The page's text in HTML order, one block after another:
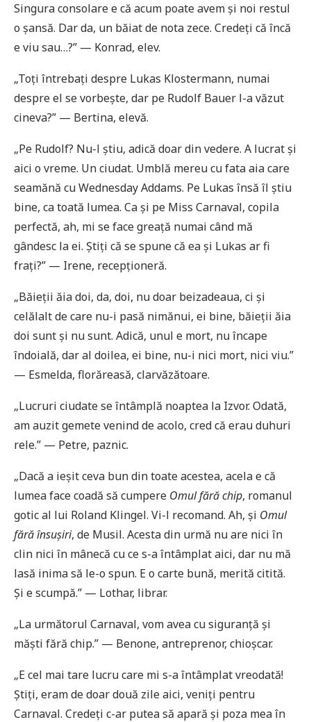
Singura consolare e că acum poate avem și noi restul
o șansă. Dar da, un băiat de nota zece. Credeți că încă
e viu sau…?” — Konrad, elev.
„Toți întrebați despre Lukas Klostermann, numai
despre el se vorbește, dar pe Rudolf Bauer l-a văzut
cineva?” — Bertina, elevă.
„Pe Rudolf? Nu-l știu, adică doar din vedere. A lucrat și
aici o vreme. Un ciudat. Umblă mereu cu fata aia care
seamănă cu Wednesday Addams. Pe Lukas însă îl știu
bine, ca toată lumea. Ca și pe Miss Carnaval, copila
perfectă, ah, mi se face greață numai când mă
gândesc la ei. Știți că se spune că ea și Lukas ar fi
frați?” — Irene, recepționeră.
„Băieții ăia doi, da, doi, nu doar beizadeaua, ci și
celălalt de care nu-i pasă nimănui, ei bine, băieții ăia
doi sunt și nu sunt. Adică, unul e mort, nu încape
îndoială, dar al doilea, ei bine, nu-i nici mort, nici viu.”
— Esmelda, florăreasă, clarvăzătoare.
„Lucruri ciudate se întâmplă noaptea la Izvor. Odată,
am auzit gemete venind de acolo, cred că erau duhuri
rele.” — Petre, paznic.
„Dacă a ieșit ceva bun din toate acestea, acela e că
lumea face coadă să cumpere Omul fără chip, romanul
gotic al lui Roland Klingel. Vi-l recomand. Ah, și Omul
fără însușiri, de Musil. Acesta din urmă nu are nici în
clin nici în mânecă cu ce s-a întâmplat aici, dar nu mă
lasă inima să le-o spun. E o carte bună, merită citită.
Și e scumpă.” — Lothar, librar.
„La următorul Carnaval, vom avea cu siguranță și
măști fără chip.” — Benone, antreprenor, chioșcar.
„E cel mai tare lucru care mi s-a întâmplat vreodată!
Știți, eram de doar două zile aici, veniți pentru
Carnaval. Credeți c-ar putea să apară și poza mea în